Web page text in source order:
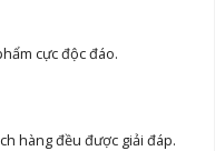
cực độc đáo.
hàng đều được giải đáp.